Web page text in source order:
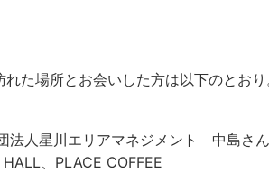
れた場所とお会いした方は以下のとおり
法人星川エリアマネジメント 中島さ
、PLACE COFFEE